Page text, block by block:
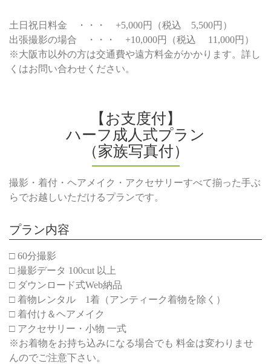
土日祝日料金 ・・・ +5,000円（税込 5,500円）
出張撮影の場合 ・・・ +10,000円（税込 11,000円）
※大阪市以外の方は交通費や遠方料金がかかります。詳し
くはお問い合わせください。
【お支度付】
ハーフ成人式プラン
（家族写真付）
撮影・着付・ヘアメイク・アクセサリーすべて揃った手ぶ
らでお越しいただけるプランです。
プラン内容
□ 60分撮影
□ 撮影データ 100cut 以上
□ ダウンロード式Web納品
□ 着物レンタル 1着（アンティーク着物を除く）
□ 着付け＆ヘアメイク
□ アクセサリー・小物 一式
※お着物をお持ち込みになる場合でも 料金は変わりませ
んのでご注意下さい。